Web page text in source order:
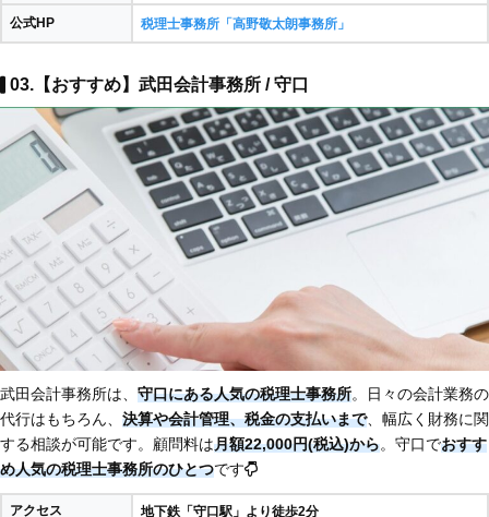
公式HP 税理士事務所「高野敬太朗事務所」
03.【おすすめ】武田会計事務所 / 守口
武田会計事務所は、 守口にある人気の税理士事務所。日々の会計業務の
代行はもちろん、 決算や会計管理、税金の支払いまで、幅広く財務に関
する相談が可能です。顧問料は月額22,000円(税込)から。守口でおすす
め人気の税理士事務所のひとつです
アクセス 地下鉄「守口駅」より徒歩2分